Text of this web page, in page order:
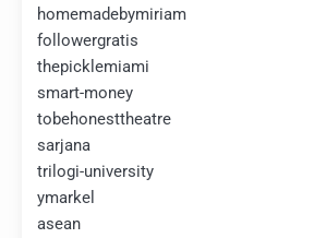
homemadebymiriam
followergratis
thepicklemiami
smart-money
tobehonesttheatre
sarjana
trilogi-university
ymarkel
asean